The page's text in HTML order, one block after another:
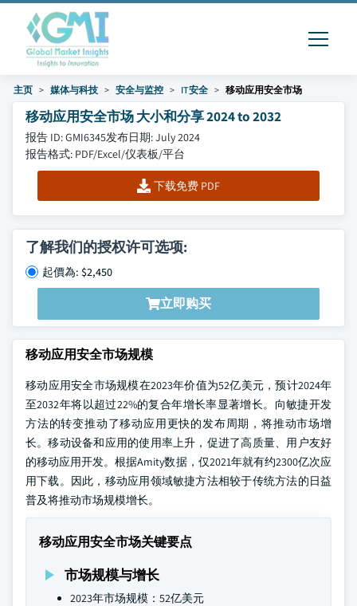
主页 媒体与科技 安全与监控 IT安全 移动应用安全市场
移动应用安全市场 大小和分享 2024 to 2032
报告 ID: GMI6345发布日期: July 2024
报告格式: PDF/Excel/仪表板/平台
下载免费 PDF
了解我们的授权许可选项:
起價為: $2,450
立即购买
移动应用安全市场规模
移动应用安全市场规模在2023年价值为52亿美元，预计2024年
至2032年将以超过22%的复合年增长率显著增长。向敏捷开发
方法的转变推动了移动应用更快的发布周期，将推动市场增
长。移动设备和应用的使用率上升，促进了高质量、用户友好
的移动应用开发。根据Amity数据，仅2021年就有约2300亿次应
用下载。因此，移动应用领域敏捷方法相较于传统方法的日益
普及将推动市场规模增长。
移动应用安全市场关键要点
市场规模与增长
2023年市场规模：52亿美元